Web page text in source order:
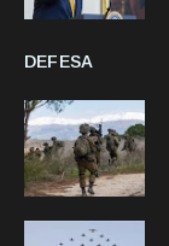
DEFESA